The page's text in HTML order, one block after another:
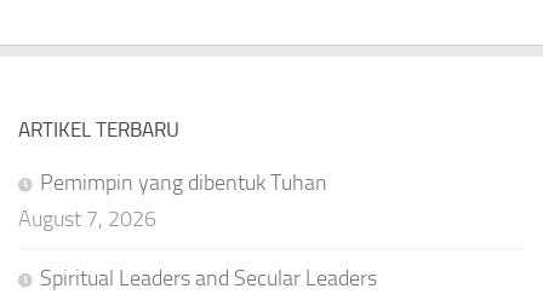
ARTIKEL TERBARU
Pemimpin yang dibentuk Tuhan
August 7, 2026
Spiritual Leaders and Secular Leaders